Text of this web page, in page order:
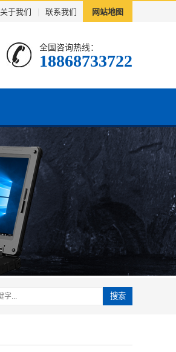
关于我们 联系我们 网站地图
全国咨询热线：
18868733722
搜索